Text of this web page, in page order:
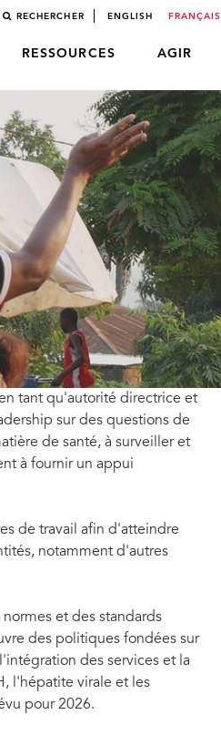
RECHERCHER ENGLISH FRANÇAIS
RESSOURCES AGIR
tant qu'autorité directrice et
sur des questions de
de santé, à surveiller et
à fournir un appui
de travail afin d'atteindre
notamment d'autres
et des standards
des politiques fondées sur
des services et la
l'hépatite virale et les
pour 2026.